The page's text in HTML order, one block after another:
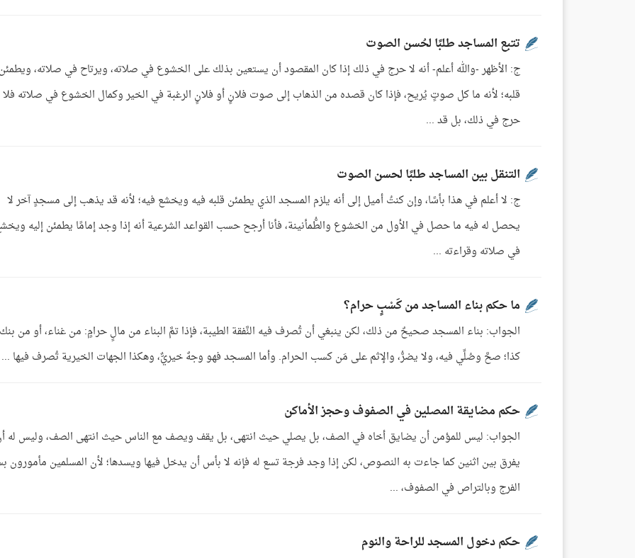
تتبع المساجد طلبًا لحُسن الصوت
ج: الأظهر -والله أعلم- أنه لا حرج في ذلك إذا كان المقصود أن يستعين بذلك على الخشوع في صلاته، ويرتاح في صلاته،
قلبه؛ لأنه ما كل صوتٍ يُريح، فإذا كان قصده من الذهاب إلى صوت فلانٍ أو فلانٍ الرغبة في الخير وكمال الخشوع في صلاته فلا
حرج في ذلك، بل قد ...
التنقل بين المساجد طلبًا لحسن الصوت
ج: لا أعلم في هذا بأسًا، وإن كنتُ أميل إلى أنه يلزم المسجد الذي يطمئن قلبه فيه ويخشع فيه؛ لأنه قد يذهب إلى مسجدٍ آخر لا
يحصل له فيه ما حصل في الأول من الخشوع والطُّمأنينة، فأنا أرجح حسب القواعد الشرعية أنه إذا وجد إمامًا يطمئن إليه
في صلاته وقراءته ...
ما حكم بناء المساجد من كَسْبٍ حرام؟
الجواب: بناء المسجد صحيحٌ من ذلك، لكن ينبغي أن تُصرف فيه النَّفقة الطيبة، فإذا تمَّ البناء من مالٍ حرامٍ: من غناء، أو من
كذا؛ صحَّ وصُلِّي فيه، ولا يضرُّ، والإثم على مَن كسب الحرام. وأما المسجد فهو وجهٌ خيريٌّ، وهكذا الجهات الخيرية تُصرف فيها ...
حكم مضايقة المصلين في الصفوف وحجز الأماكن
الجواب: ليس للمؤمن أن يضايق أخاه في الصف، بل يصلي حيث انتهى، بل يقف ويصف مع الناس حيث انتهى الصف، وليس له
يفرق بين اثنين كما جاءت به النصوص، لكن إذا وجد فرجة تسع له فإنه لا بأس أن يدخل فيها ويسدها؛ لأن المسلمين مأمورون
الفرج وبالتراص في الصفوف، ...
حكم دخول المسجد للراحة والنوم